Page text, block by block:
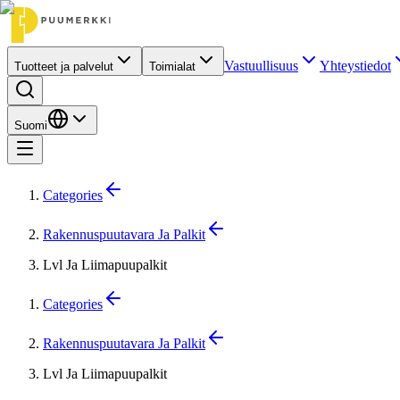
Tuotteet ja palvelut Toimialat Vastuullisuus Yhteystiedot
Suomi
Categories
Rakennuspuutavara Ja Palkit
Lvl Ja Liimapuupalkit
Categories
Rakennuspuutavara Ja Palkit
Lvl Ja Liimapuupalkit